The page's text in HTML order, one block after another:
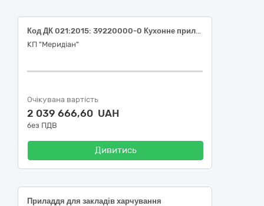
Код ДК 021:2015: 39220000-0 Кухонне приладдя, товари для дому та господарства і приладдя для закладів громадського харчування (тарілка супова глибока 250 -300 мл Luminarc або еквівалент ,біла без малюнка, тарілка мілка друга страва Luminarc Everyday або еквівалент 19 см- 19,5 см, столова ложка UNOX або еквівалент, нержавіюча сталь, виделка столова, UNOX або еквівалент, нержавіюча сталь,чашка з ручкою Luminarc або еквівалент 240-250 мл, прозора, підноси кольрові харчові поліпропілен довжина від 440 до 480 мм, ширина від 300 до 350, кастрюля з кришкою з нерж. сталі 10 - 12 л, капсульне дно для всіх видів плит, кастрюля з кришкою з нерж. сталі 20- 24 л, капсульне дно для всіх видів плит, кастрюля з кришкою з нерж. сталі 30 -35 л, капсульне дно для всіх видів плит, кастрюля з кришкою з нерж. сталі 40- 47 л, капсульне дно для всіх видів плит ).
КП "Меридіан"
Очікувана вартість
2 039 666,60 UAH
без ПДВ
Дивитись
Приладдя для закладів харчування